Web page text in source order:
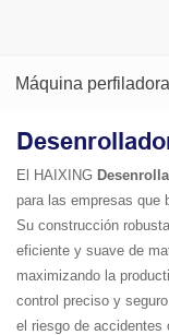
Máquina
El HAIXING
para las empresas que
Su construcción
eficiente y suave de
maximizando la
control preciso y
el riesgo de accidentes